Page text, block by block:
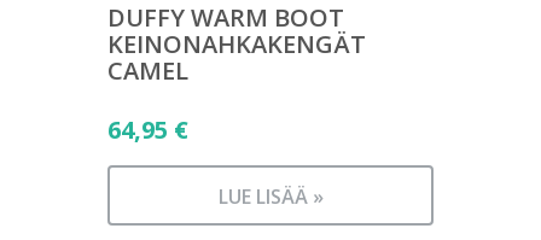
DUFFY WARM BOOT
KEINONAHKAKENGÄT
CAMEL
64,95 €
LUE LISÄÄ »